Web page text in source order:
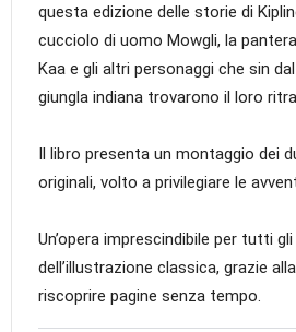
questa edizione delle storie di
cucciolo di uomo Mowgli, la
Kaa e gli altri personaggi che sin
giungla indiana trovarono il loro
Il libro presenta un montaggio dei
originali, volto a privilegiare le
Un’opera imprescindibile per tutti
dell’illustrazione classica, grazie
riscoprire pagine senza tempo.